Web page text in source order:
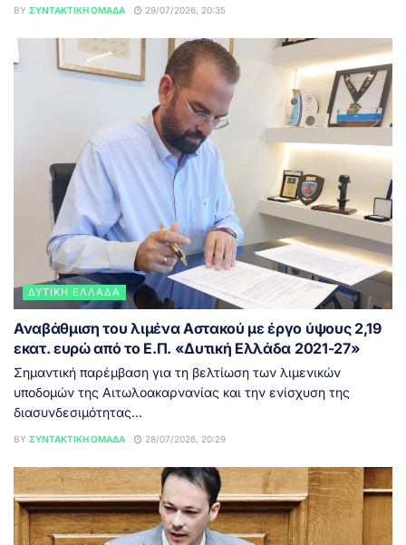
BY ΣΥΝΤΑΚΤΙΚΉ ΟΜΆΔΑ 29/07/2026, 20:35
ΔΥΤΙΚΉ ΕΛΛΆΔΑ
Αναβάθμιση του λιμένα Αστακού με έργο ύψους 2,19
εκατ. ευρώ από το Ε.Π. «Δυτική Ελλάδα 2021-27»
Σημαντική παρέμβαση για τη βελτίωση των λιμενικών
υποδομών της Αιτωλοακαρνανίας και την ενίσχυση της
διασυνδεσιμότητας...
BY ΣΥΝΤΑΚΤΙΚΉ ΟΜΆΔΑ 28/07/2026, 20:29